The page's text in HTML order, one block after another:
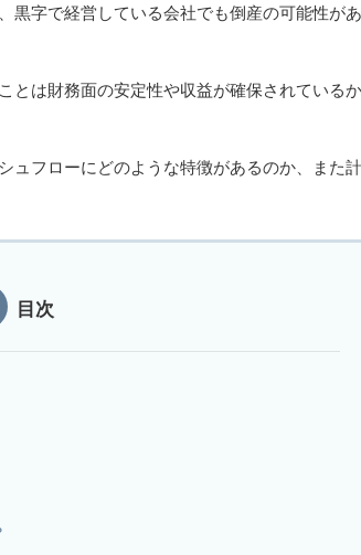
字で経営している会社でも倒産の可能性があ
とは財務面の安定性や収益が確保されている
ュフローにどのような特徴があるのか、また
目次